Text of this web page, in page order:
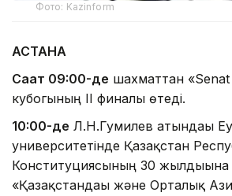
Фото: Kazinform
АСТАНА
Сағат 09:00-де шахматтан
кубогының II финалы өтеді.
10:00-де Л.Н.Гумилев атындағы
университетінде Қазақстан
Конституциясының 30 жылдығына
«Қазақстандағы және Орталық